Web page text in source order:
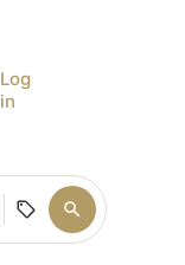
Log
in